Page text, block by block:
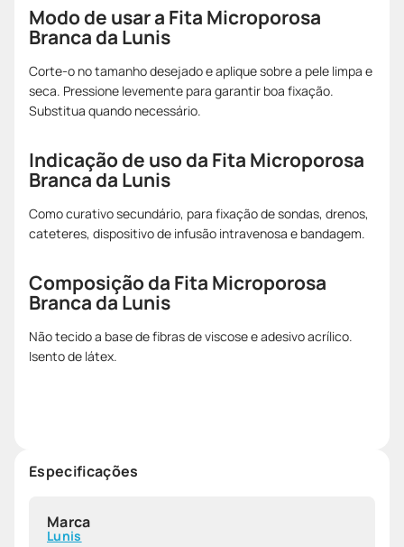
Modo de usar a Fita Microporosa
Branca da Lunis
Corte-o no tamanho desejado e aplique sobre a pele limpa e
seca. Pressione levemente para garantir boa fixação.
Substitua quando necessário.
Indicação de uso da Fita Microporosa
Branca da Lunis
Como curativo secundário, para fixação de sondas, drenos,
cateteres, dispositivo de infusão intravenosa e bandagem.
Composição da Fita Microporosa
Branca da Lunis
Não tecido a base de fibras de viscose e adesivo acrílico.
Isento de látex.
Especificações
Marca
Lunis